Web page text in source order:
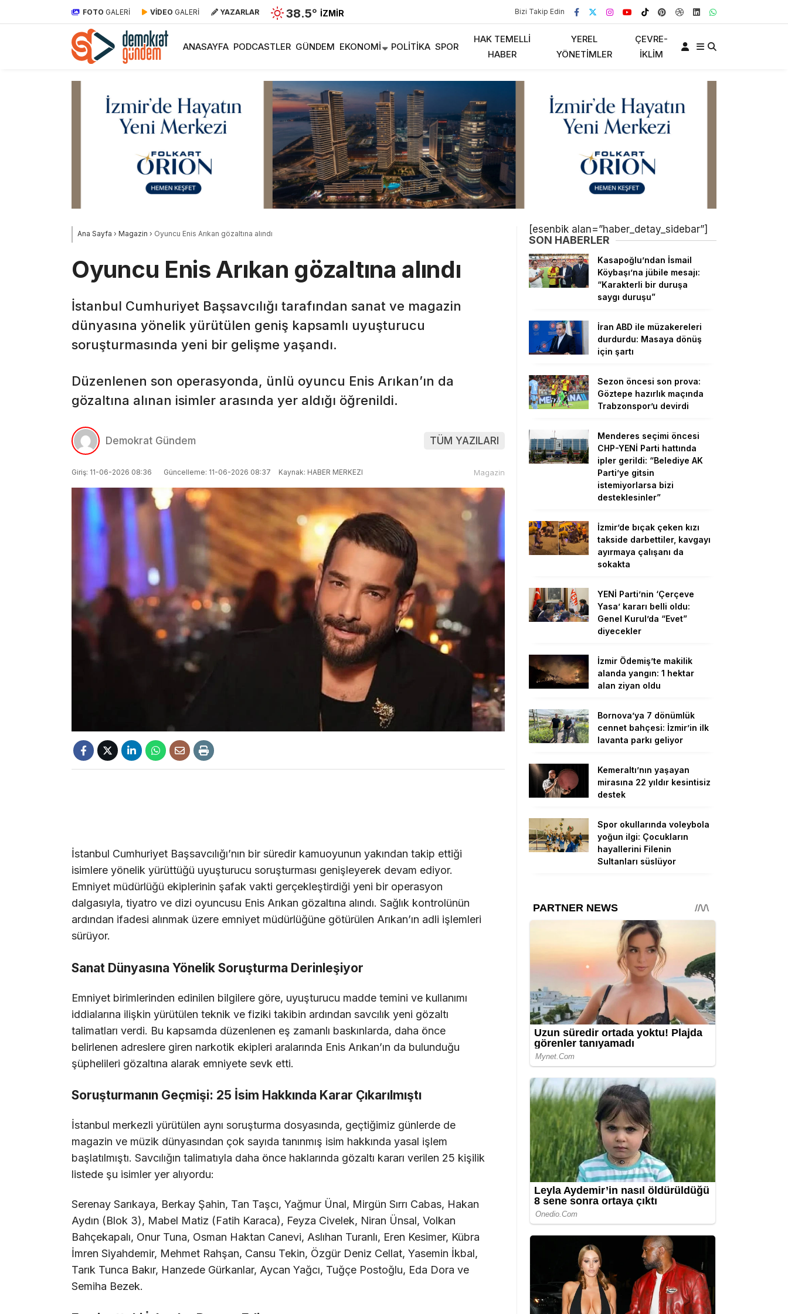
FOTO GALERİ VİDEO GALERİ YAZARLAR 38.5° İZMIR Bizi Takip Edin
ANASAYFA PODCASTLER GÜNDEM EKONOMI POLITIKA SPOR
HAK TEMELLI
HABER
YEREL
YÖNETIMLER
ÇEVRE-
İKLIM
Ana Sayfa › Magazin › Oyuncu Enis Arıkan gözaltına alındı
Oyuncu Enis Arıkan gözaltına alındı
İstanbul Cumhuriyet Başsavcılığı tarafından sanat ve magazin
dünyasına yönelik yürütülen geniş kapsamlı uyuşturucu
soruşturmasında yeni bir gelişme yaşandı.
Düzenlenen son operasyonda, ünlü oyuncu Enis Arıkan’ın da
gözaltına alınan isimler arasında yer aldığı öğrenildi.
Demokrat Gündem TÜM YAZILARI
Giriş: 11-06-2026 08:36 Güncelleme: 11-06-2026 08:37 Kaynak: HABER MERKEZI Magazin
İstanbul Cumhuriyet Başsavcılığı’nın bir süredir kamuoyunun yakından takip ettiği
isimlere yönelik yürüttüğü uyuşturucu soruşturması genişleyerek devam ediyor.
Emniyet müdürlüğü ekiplerinin şafak vakti gerçekleştirdiği yeni bir operasyon
dalgasıyla, tiyatro ve dizi oyuncusu Enis Arıkan gözaltına alındı. Sağlık kontrolünün
ardından ifadesi alınmak üzere emniyet müdürlüğüne götürülen Arıkan’ın adli işlemleri
sürüyor.
Sanat Dünyasına Yönelik Soruşturma Derinleşiyor
Emniyet birimlerinden edinilen bilgilere göre, uyuşturucu madde temini ve kullanımı
iddialarına ilişkin yürütülen teknik ve fiziki takibin ardından savcılık yeni gözaltı
talimatları verdi. Bu kapsamda düzenlenen eş zamanlı baskınlarda, daha önce
belirlenen adreslere giren narkotik ekipleri aralarında Enis Arıkan’ın da bulunduğu
şüphelileri gözaltına alarak emniyete sevk etti.
Soruşturmanın Geçmişi: 25 İsim Hakkında Karar Çıkarılmıştı
İstanbul merkezli yürütülen aynı soruşturma dosyasında, geçtiğimiz günlerde de
magazin ve müzik dünyasından çok sayıda tanınmış isim hakkında yasal işlem
başlatılmıştı. Savcılığın talimatıyla daha önce haklarında gözaltı kararı verilen 25 kişilik
listede şu isimler yer alıyordu:
Serenay Sarıkaya, Berkay Şahin, Tan Taşcı, Yağmur Ünal, Mirgün Sırrı Cabas, Hakan
Aydın (Blok 3), Mabel Matiz (Fatih Karaca), Feyza Civelek, Niran Ünsal, Volkan
Bahçekapalı, Onur Tuna, Osman Haktan Canevi, Aslıhan Turanlı, Eren Kesimer, Kübra
İmren Siyahdemir, Mehmet Rahşan, Cansu Tekin, Özgür Deniz Cellat, Yasemin İkbal,
Tarık Tunca Bakır, Hanzede Gürkanlar, Aycan Yağcı, Tuğçe Postoğlu, Eda Dora ve
Semiha Bezek.
[esenbik alan=”haber_detay_sidebar”]
SON HABERLER
Kasapoğlu’ndan İsmail
Köybaşı’na jübile mesajı:
“Karakterli bir duruşa
saygı duruşu”
İran ABD ile müzakereleri
durdurdu: Masaya dönüş
için şartı
Sezon öncesi son prova:
Göztepe hazırlık maçında
Trabzonspor’u devirdi
Menderes seçimi öncesi
CHP-YENİ Parti hattında
ipler gerildi: “Belediye AK
Parti’ye gitsin
istemiyorlarsa bizi
desteklesinler”
İzmir’de bıçak çeken kızı
takside darbettiler, kavgayı
ayırmaya çalışanı da
sokakta
YENİ Parti’nin ‘Çerçeve
Yasa’ kararı belli oldu:
Genel Kurul’da “Evet”
diyecekler
İzmir Ödemiş’te makilik
alanda yangın: 1 hektar
alan ziyan oldu
Bornova’ya 7 dönümlük
cennet bahçesi: İzmir’in ilk
lavanta parkı geliyor
Kemeraltı’nın yaşayan
mirasına 22 yıldır kesintisiz
destek
Spor okullarında voleybola
yoğun ilgi: Çocukların
hayallerini Filenin
Sultanları süslüyor